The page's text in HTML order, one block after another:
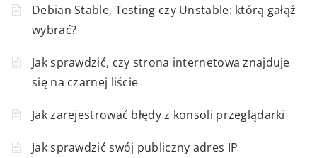
Debian Stable, Testing czy Unstable: którą gałąź
wybrać?
Jak sprawdzić, czy strona internetowa znajduje
się na czarnej liście
Jak zarejestrować błędy z konsoli przeglądarki
Jak sprawdzić swój publiczny adres IP